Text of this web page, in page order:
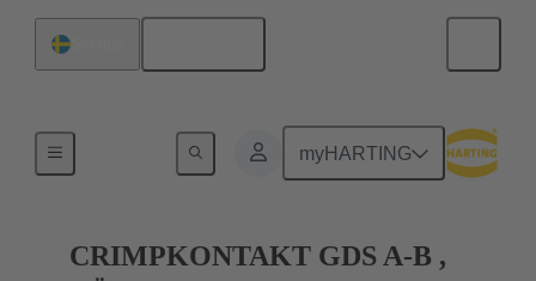
myHARTING
CRIMPKONTAKT GDS A-B ,